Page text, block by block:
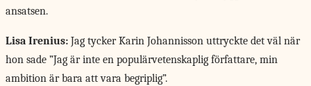
ansatsen.
Lisa Irenius: Jag tycker Karin Johannisson uttryckte det väl när
hon sade ”Jag är inte en populärvetenskaplig författare, min
ambition är bara att vara begriplig”.